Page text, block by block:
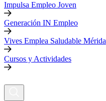
Impulsa Empleo Joven
Generación IN Empleo
Vives Emplea Saludable Mérida
Cursos y Actividades